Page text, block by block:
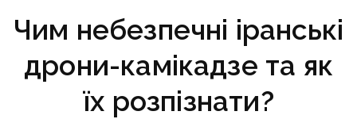
Чим небезпечні іранські
дрони-камікадзе та як
їх розпізнати?